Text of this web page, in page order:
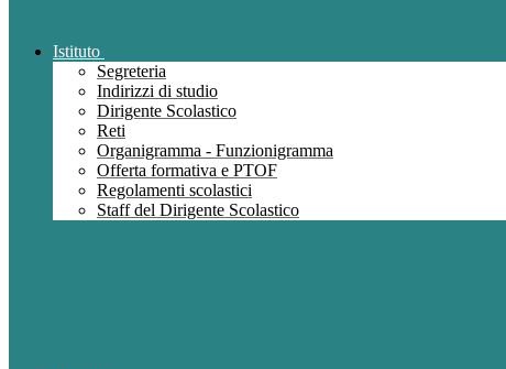
Istituto
Segreteria
Indirizzi di studio
Dirigente Scolastico
Reti
Organigramma - Funzionigramma
Offerta formativa e PTOF
Regolamenti scolastici
Staff del Dirigente Scolastico